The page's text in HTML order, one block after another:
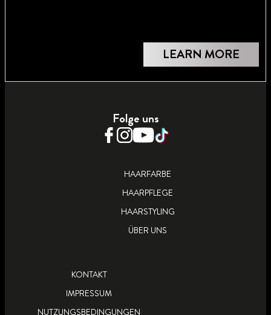
LEARN MORE
Folge uns
HAARFARBE
HAARPFLEGE
HAARSTYLING
ÜBER UNS
KONTAKT
IMPRESSUM
NUTZUNGSBEDINGUNGEN